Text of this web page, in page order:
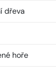
dřeva
hoře